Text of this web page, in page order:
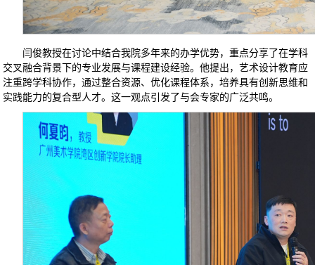
闫俊教授在讨论中结合我院多年来的办学优势，重点分享了在学科
交叉融合背景下的专业发展与课程建设经验。他提出，艺术设计教育应
注重跨学科协作，通过整合资源、优化课程体系，培养具有创新思维和
实践能力的复合型人才。这一观点引发了与会专家的广泛共鸣。